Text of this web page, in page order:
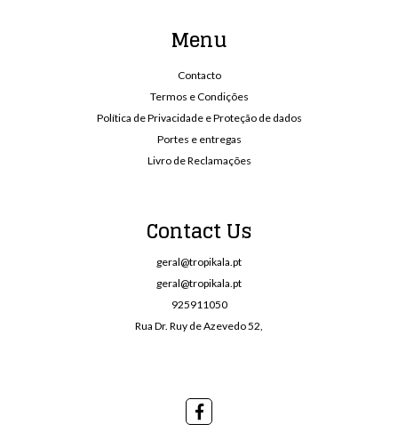
Menu
Contacto
Termos e Condições
Política de Privacidade e Proteção de dados
Portes e entregas
Livro de Reclamações
Contact Us
geral@tropikala.pt
geral@tropikala.pt
925911050
Rua Dr. Ruy de Azevedo 52,